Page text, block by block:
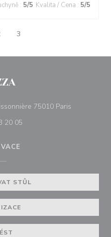
: 5/5 Kvalita / Cena : 5/5
3
75010 Paris((otevře se
20 05
STŮL